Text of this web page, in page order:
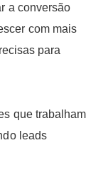
a conversão
com mais
para
que trabalham
leads